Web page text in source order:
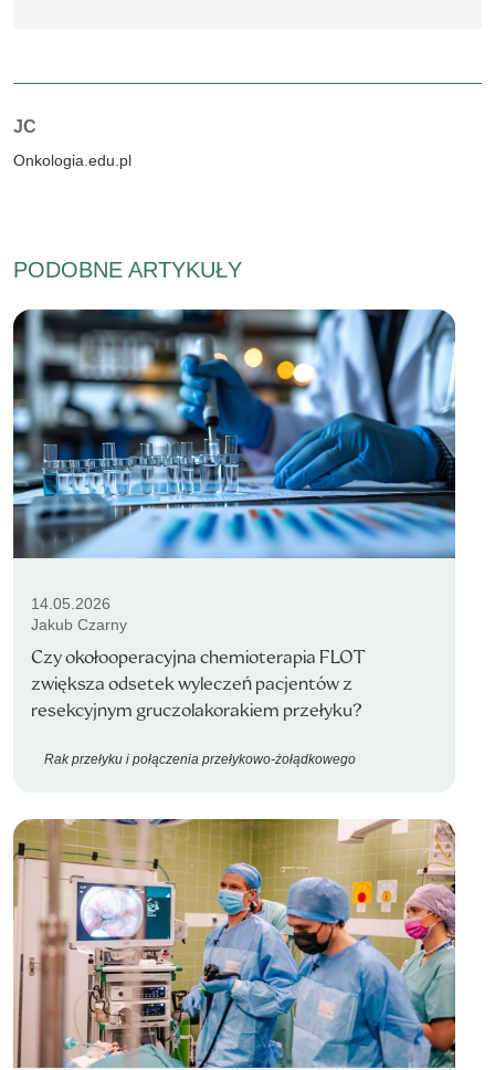
Autorzy:
JC
Onkologia.edu.pl
PODOBNE ARTYKUŁY
14.05.2026
Jakub Czarny
Czy okołooperacyjna chemioterapia FLOT
zwiększa odsetek wyleczeń pacjentów z
resekcyjnym gruczolakorakiem przełyku?
Rak przełyku i połączenia przełykowo-żołądkowego